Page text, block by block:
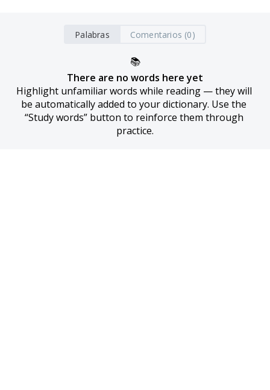
Palabras Comentarios (0)
📚
There are no words here yet
Highlight unfamiliar words while reading — they will
be automatically added to your dictionary. Use the
“Study words” button to reinforce them through
practice.